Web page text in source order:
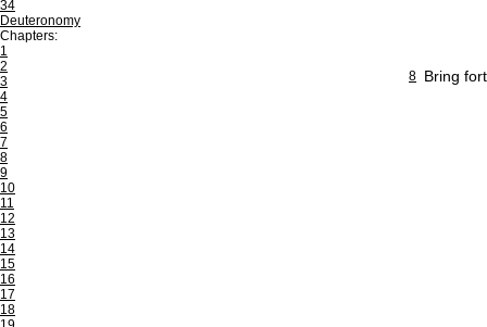
34
Deuteronomy
Chapters:
1
2
3
4
5
6
7
8
9
10
11
12
13
14
15
16
17
18
8 Bring